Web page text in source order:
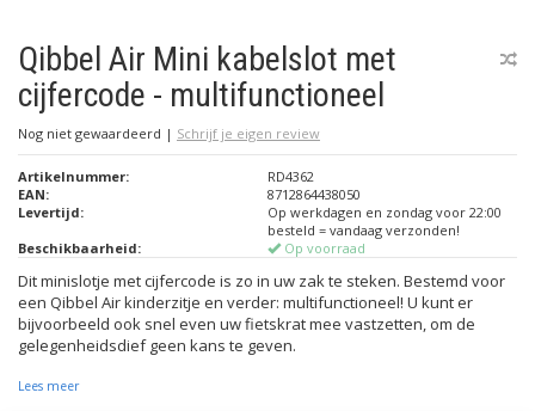
Qibbel Air Mini kabelslot met
cijfercode - multifunctioneel
Nog niet gewaardeerd | Schrijf je eigen review
Artikelnummer:
RD4362
EAN:
8712864438050
Levertijd:
Op werkdagen en zondag voor 22:00
besteld = vandaag verzonden!
Beschikbaarheid:
Op voorraad
Dit minislotje met cijfercode is zo in uw zak te steken. Bestemd voor
een Qibbel Air kinderzitje en verder: multifunctioneel! U kunt er
bijvoorbeeld ook snel even uw fietskrat mee vastzetten, om de
gelegenheidsdief geen kans te geven.
Lees meer